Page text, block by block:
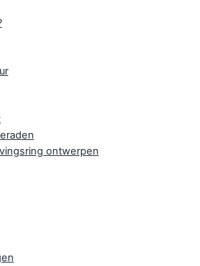
ontwerpen